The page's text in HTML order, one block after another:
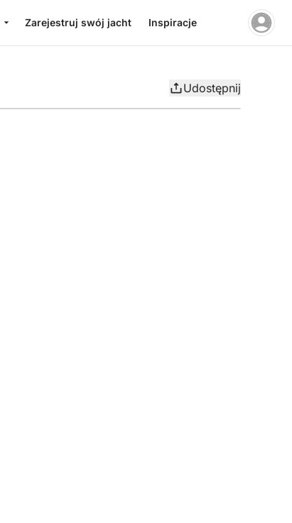
Zarejestruj swój jacht Inspiracje
Udostępnij